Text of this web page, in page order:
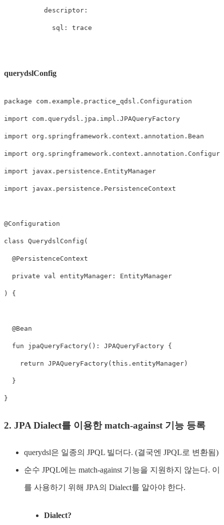
descriptor :
sql : trace
querydslConfig
package com . example . practice_qdsl .
import com . querydsl . jpa . impl .
import org . springframework . context . annotation .
import org . springframework . context . annotation .
import javax . persistence .
import javax . persistence . PersistenceContext
@Configuration
class QuerydslConfig (
@PersistenceContext
private val entityManager :
) {
@Bean
fun jpaQueryFactory( ) : JPAQueryFactory {
return JPAQueryFactory( this . entityManager )
}
}
2. JPA Dialect를 이용한 match-against 기능 등록
querydsl은 일종의 JPQL 빌더다. (결국엔 JPQL로 변환됨)
순수 JPQL에는 match-against 기능을 지원하지 않는다. 이
를 사용하기 위해 JPA의 Dialect를 알아야 한다.
Dialect?